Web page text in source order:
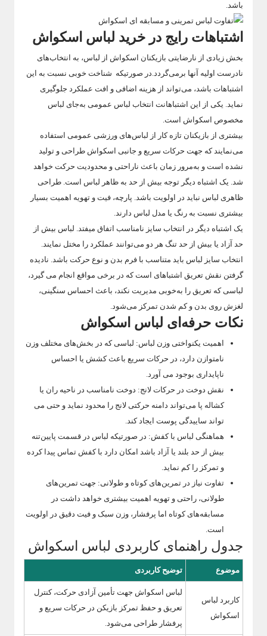
باشد.
اشتباهات رایج در خرید لباس اسکواش
بخش زیادی از نارضایتی بازیکنان اسکواش از لباس، به انتخاب‌های
نادرست اولیه آنها برمی‌گردد.در صورتیکه شناخت خوبی نسبت به این
اشتباهات باشد، می‌تواند از هزینه اضافی و افت عملکرد جلوگیری
نماید. یکی از این اشتباهانت انتخاب لباس عمومی به‌جای لباس
مخصوص اسکواش است.
بیشتری از بازیکنان تازه کار از لباس‌های ورزشی عمومی استفاده
می‌نمایند که جهت حرکات سریع و جانبی اسکواش طراحی و تولید
نشده است و به‌مرور زمان باعث ناراحتی و محدودیت حرکت خواهد
شد. یک اشتباه دیگر توجه بیش از حد به ظاهر لباس است. طراحی
ظاهری لباس نباید در اولویت باشد. پارچه، فیت و تهویه اهمیت بسیار
بیشتری نسبت به رنگ یا مدل لباس دارند.
یک اشتباه دیگر در انتخاب سایز نامناسب اتفاق میفتد. لباس بیش از
حد آزاد یا بیش از حد تنگ هر دو می‌توانند عملکرد را مختل نمایند.
انتخاب سایز لباس باید متناسب با فرم بدن و نوع حرکت باشد. نادیده
گرفتن نقش تعریق اشتباهای است که در برخی مواقع انجام می گیرد،
لباسی که تعریق را به‌خوبی مدیریت نکند، باعث احساس سنگینی،
لغزش روی بدن و کم شدن تمرکز می‌شود.
نکات حرفه‌ای لباس اسکواش
اهمیت یکنواختی وزن لباس: لباسی که در بخش‌های مختلف وزن
نامتوازن دارد، در حرکات سریع باعث کشش یا احساس
ناپایداری بوجود می آورد.
نقش دوخت در حرکات لانج: دوخت نامناسب در ناحیه ران یا
کشاله پا می‌تواند دامنه حرکتی لانج را محدود نماید و حتی می
تواند ساییدگی پوست ایجاد کند.
هماهنگی لباس با کفش: در صورتیکه لباس در قسمت پایین‌تنه
بیش از حد بلند یا آزاد باشد امکان دارد با کفش تماس پیدا کرده
و تمرکز را کم نماید.
تفاوت نیاز در تمرین‌های کوتاه و طولانی: جهت تمرین‌های
طولانی، راحتی و تهویه اهمیت بیشتری خواهد داشت در
مسابقه‌های کوتاه اما پرفشار، وزن سبک و فیت دقیق در اولویت
است.
جدول راهنمای کاربردی لباس اسکواش
موضوع توضیح کاربردی
کاربرد لباس
اسکواش
لباس اسکواش جهت تأمین آزادی حرکت، کنترل
تعریق و حفظ تمرکز بازیکن در حرکات سریع و
پرفشار طراحی می‌شود.